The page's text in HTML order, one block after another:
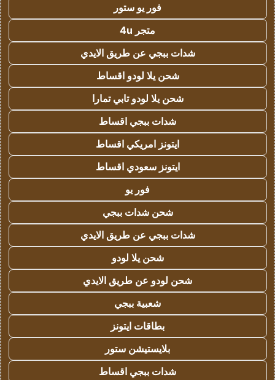
فور يو ستور
متجر 4u
شدات ببجي عن طريق الايدي
شحن يلا لودو اقساط
شحن يلا لودو تابي تمارا
شدات ببجي اقساط
ايتونز امريكي اقساط
ايتونز سعودي اقساط
فور يو
شحن شدات ببجي
شدات ببجي عن طريق الايدي
شحن يلا لودو
شحن لودو عن طريق الايدي
شعبية ببجي
بطاقات ايتونز
بلايستيشن ستور
شدات ببجي اقساط